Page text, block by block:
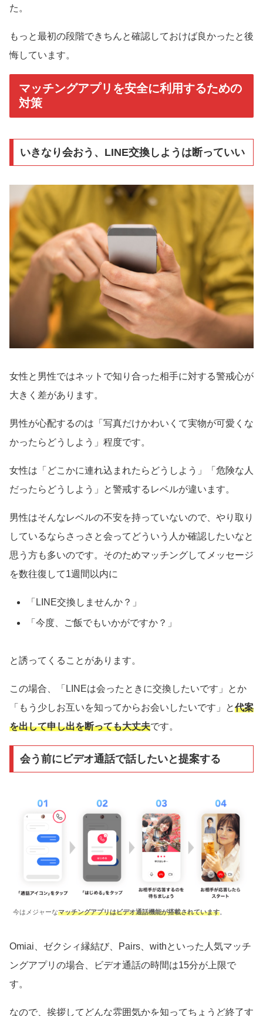
た。
もっと最初の段階できちんと確認しておけば良かったと後
悔しています。
マッチングアプリを安全に利用するための
対策
いきなり会おう、LINE交換しようは断っていい
女性と男性ではネットで知り合った相手に対する警戒心が
大きく差があります。
男性が心配するのは「写真だけかわいくて実物が可愛くな
かったらどうしよう」程度です。
女性は「どこかに連れ込まれたらどうしよう」「危険な人
だったらどうしよう」と警戒するレベルが違います。
男性はそんなレベルの不安を持っていないので、やり取り
しているならさっさと会ってどういう人か確認したいなと
思う方も多いのです。そのためマッチングしてメッセージ
を数往復して1週間以内に
「LINE交換しませんか？」
「今度、ご飯でもいかがですか？」
と誘ってくることがあります。
この場合、「LINEは会ったときに交換したいです」とか
「もう少しお互いを知ってからお会いしたいです」と代案
を出して申し出を断っても大丈夫です。
会う前にビデオ通話で話したいと提案する
今はメジャーなマッチングアプリはビデオ通話機能が搭載されています
Omiai、ゼクシィ縁結び、Pairs、withといった人気マッチ
ングアプリの場合、ビデオ通話の時間は15分が上限で
す。
なので、挨拶してどんな雰囲気かを知ってちょうど終了す